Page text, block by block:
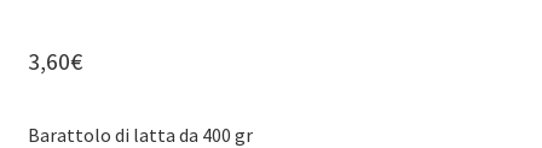
3,60€
Barattolo di latta da 400 gr